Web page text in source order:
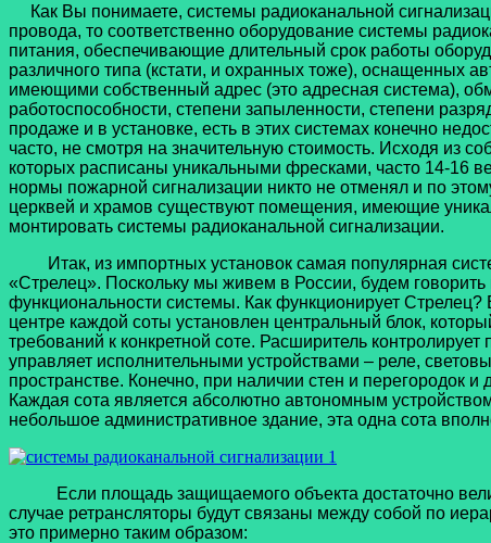
Как Вы понимаете, системы радиоканальной
провода, то соответственно оборудование системы
питания, обеспечивающие длительный срок работы
различного типа (кстати, и охранных тоже), оснащенных
имеющими собственный адрес (это адресная система),
работоспособности, степени запыленности, степени
продаже и в установке, есть в этих системах конечно
часто, не смотря на значительную стоимость. Исходя из
которых расписаны уникальными фресками, часто 14-16
нормы пожарной сигнализации никто не отменял и по
церквей и храмов существуют помещения, имеющие
монтировать системы радиоканальной сигнализации.
Итак, из импортных установок самая популярная
«Стрелец». Поскольку мы живем в России, будем
функциональности системы. Как функционирует
центре каждой соты установлен центральный блок,
требований к конкретной соте. Расширитель
управляет исполнительными устройствами – реле,
пространстве. Конечно, при наличии стен и перегородок
Каждая сота является абсолютно автономным
небольшое административное здание, эта одна сота
Если площадь защищаемого объекта достаточно
случае ретрансляторы будут связаны между собой по
это примерно таким образом: